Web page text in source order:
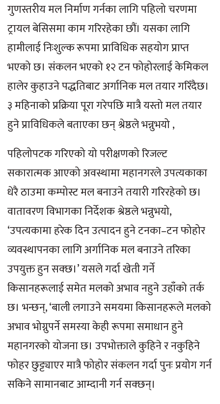
गुणस्तरीय मल निर्माण गर्नका लागि पहिलो चरणमा
ट्रायल बेसिसमा काम गरिरहेका छौं। यसका लागि
हामीलाई निःशुल्क रूपमा प्राविधिक सहयोग प्राप्त
भएको छ। संंकलन भएको १२ टन फोहोरलाई केमिकल
हालेर कुहाउने पद्धतिबाट अर्गानिक मल तयार गरिँदैछ।
३ महिनाको प्रक्रिया पूरा गरेपछि मात्रै यस्तो मल तयार
हुने प्राविधिकले बताएका छन् श्रेष्ठले भन्नुभयो ,
पहिलोपटक गरिएको यो परीक्षणको रिजल्ट
सकारात्मक आएको अवस्थामा महानगरले उपत्यकाका
धेरै ठाउमा कम्पोस्ट मल बनाउने तयारी गरिरहेको छ।
वातावरण विभागका निर्देशक श्रेष्ठले भन्नुभयो,
‘उपत्यकामा हरेक दिन उत्पादन हुने टनका–टन फोहोर
व्यवस्थापनका लागि अर्गानिक मल बनाउने तरिका
उपयुक्त हुन सक्छ।’ यसले गर्दा खेती गर्ने
किसानहरूलाई समेत मलको अभाव नहुने उहाँको तर्क
छ। भन्छन्, ‘बाली लगाउने समयमा किसानहरूले मलको
अभाव भोग्नुपर्ने समस्या केही रूपमा समाधान हुने
महानगरको योजना छ। उपभोक्ताले कुहिने र नकुहिने
फोहर छुट्ट्याएर मात्रै फोहोर संकलन गर्दा पुनः प्रयोग गर्न
सकिने सामानबाट आम्दानी गर्न सक्छन्।